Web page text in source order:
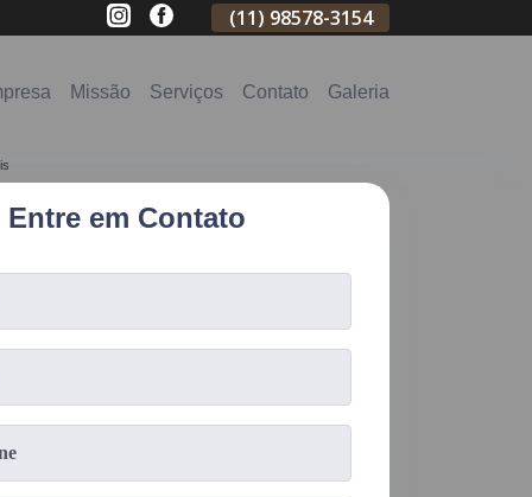
2796-3704 (11) 98578-3154
Missão Serviços Contato Galeria
Entre em Contato